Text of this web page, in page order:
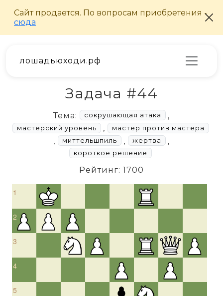
лошадьюходи.рф
Задача #44
Тема: сокрушающая атака ,
мастерский уровень , мастер против мастера
, миттельшпиль , жертва ,
короткое решение
Рейтинг: 1700
1
2
3
4
5